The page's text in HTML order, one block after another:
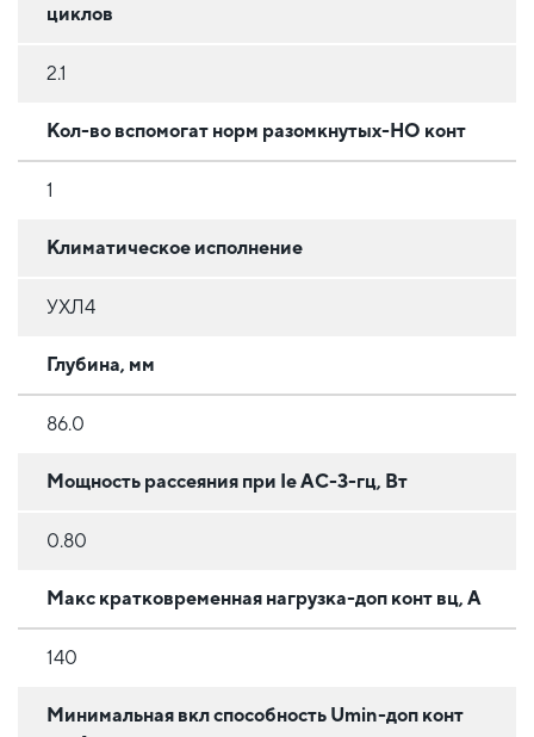
циклов
2.1
Кол-во вспомогат норм разомкнутых-НО конт
1
Климатическое исполнение
УХЛ4
Глубина, мм
86.0
Мощность рассеяния при Ie АС-3-гц, Вт
0.80
Макс кратковременная нагрузка-доп конт вц, А
140
Минимальная вкл способность Umin-доп конт